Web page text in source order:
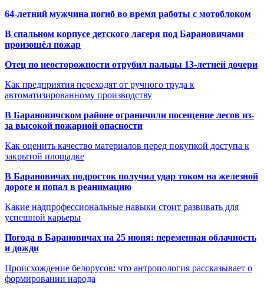
64-летний мужчина погиб во время работы с мотоблоком
В спальном корпусе детского лагеря под Барановичами
произошёл пожар
Отец по неосторожности отрубил пальцы 13-летней дочери
Как предприятия переходят от ручного труда к
автоматизированному производству
В Барановичском районе ограничили посещение лесов из-
за высокой пожарной опасности
Как оценить качество материалов перед покупкой доступа к
закрытой площадке
В Барановичах подросток получил удар током на железной
дороге и попал в реанимацию
Какие надпрофессиональные навыки стоит развивать для
успешной карьеры
Погода в Барановичах на 25 июня: переменная облачность
и дожди
Происхождение белорусов: что антропология рассказывает о
формировании народа